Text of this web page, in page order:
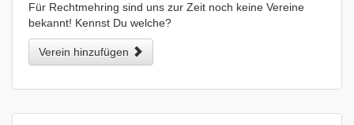
Für Rechtmehring sind uns zur Zeit noch keine Vereine
bekannt! Kennst Du welche?
Verein hinzufügen